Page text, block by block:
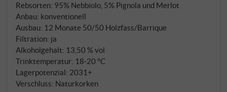
hellem Quarzgestein ragen aus dem Boden,
reflektieren die Sonnenstrahlen tagsüber und geben
die gespeicherte Wärme in den kühlen Nächten
wieder ab. Die starke Hangneigung lässt das Licht
senkrecht auf den Boden treffen – maximale
Sonneneinstrahlung, maximale Reife, maximale
Ausprägung der Polyphenole im Nebbiolo. Apropos:
Rebsorten: 95% Nebbiolo, 5% Pignola und Merlot
Anbau: konventionell
Ausbau: 12 Monate 50/50 Holzfass/Barrique
Filtration: ja
Alkoholgehalt: 13,50 % vol
Trinktemperatur: 18‑20 °C
Lagerpotenzial: 2031+
Verschluss: Naturkorken